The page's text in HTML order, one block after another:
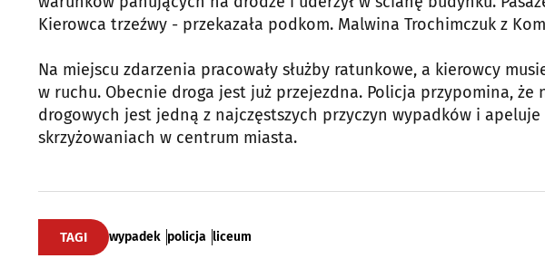
Kierowca trzeźwy - przekazała podkom. Malwina Trochimczuk z
Na miejscu zdarzenia pracowały służby ratunkowe, a kierowcy
w ruchu. Obecnie droga jest już przejezdna. Policja przypomina,
drogowych jest jedną z najczęstszych przyczyn wypadków i
skrzyżowaniach w centrum miasta.
TAGI wypadek policja liceum